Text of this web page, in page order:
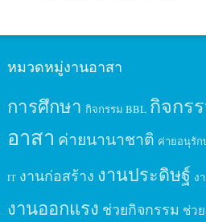
หมวดหมู่งานอาสา
การศึกษา กิจกรรม BBL กิจกร
อาสา ค่ายนานาชาติ ค่ายอนุรัก
IT งานก่อสร้าง งานประดิษฐ์ ง
งานออกแรง ช่วยกิจกรรม ช่ว